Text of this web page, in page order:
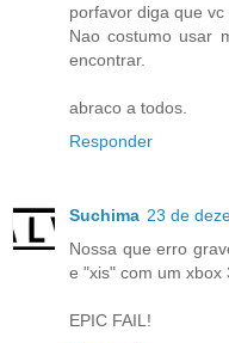
porfavor diga que vc
Nao costumo usar
encontrar.
abraco a todos.
Responder
Suchima 23 de
Nossa que erro
e "xis" com um xbox
EPIC FAIL!